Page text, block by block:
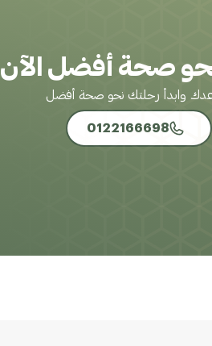
نحو صحة أفضل الآن
وابدأ رحلتك نحو صحة أفضل
0122166698